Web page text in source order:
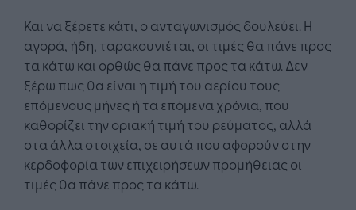
Και να ξέρετε κάτι, ο ανταγωνισμός δουλεύει. Η
αγορά, ήδη, ταρακουνιέται, οι τιμές θα πάνε προς
τα κάτω και ορθώς θα πάνε προς τα κάτω. Δεν
ξέρω πως θα είναι η τιμή του αερίου τους
επόμενους μήνες ή τα επόμενα χρόνια, που
καθορίζει την οριακή τιμή του ρεύματος, αλλά
στα άλλα στοιχεία, σε αυτά που αφορούν στην
κερδοφορία των επιχειρήσεων προμήθειας οι
τιμές θα πάνε προς τα κάτω.